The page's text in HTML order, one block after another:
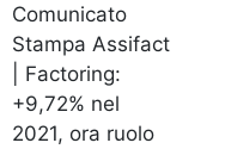
Comunicato
Stampa Assifact
| Factoring:
+9,72% nel
2021, ora ruolo